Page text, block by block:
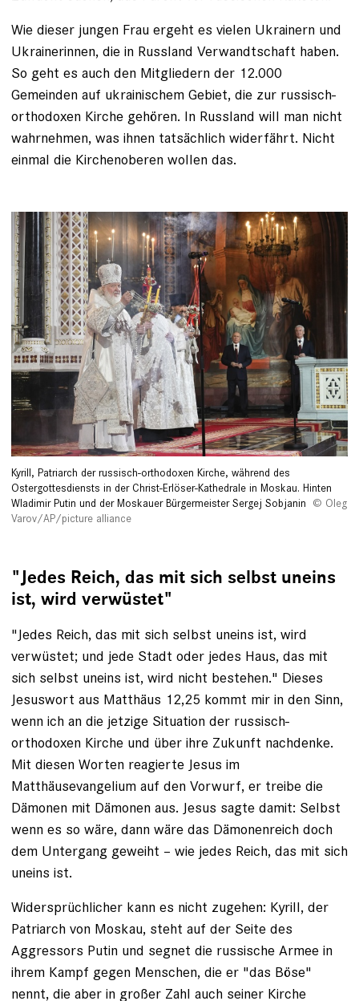
Wie dieser jungen Frau ergeht es vielen Ukrainern und
Ukrainerinnen, die in Russland Verwandtschaft haben.
So geht es auch den Mitgliedern der 12.000
Gemeinden auf ukrainischem Gebiet, die zur russisch-
orthodoxen Kirche gehören. In Russland will man nicht
wahrnehmen, was ihnen tatsächlich widerfährt. Nicht
einmal die Kirchenoberen wollen das.
Kyrill, Patriarch der russisch-orthodoxen Kirche, während des
Ostergottesdiensts in der Christ-Erlöser-Kathedrale in Moskau. Hinten
Wladimir Putin und der Moskauer Bürgermeister Sergej Sobjanin
Oleg
Varov/AP/picture alliance
"Jedes Reich, das mit sich selbst uneins
ist, wird verwüstet"
"Jedes Reich, das mit sich selbst uneins ist, wird
verwüstet; und jede Stadt oder jedes Haus, das mit
sich selbst uneins ist, wird nicht bestehen." Dieses
Jesuswort aus Matthäus 12,25 kommt mir in den Sinn,
wenn ich an die jetzige Situation der russisch-
orthodoxen Kirche und über ihre Zukunft nachdenke.
Mit diesen Worten reagierte Jesus im
Matthäusevangelium auf den Vorwurf, er treibe die
Dämonen mit Dämonen aus. Jesus sagte damit: Selbst
wenn es so wäre, dann wäre das Dämonenreich doch
dem Untergang geweiht – wie jedes Reich, das mit sich
uneins ist.
Widersprüchlicher kann es nicht zugehen: Kyrill, der
Patriarch von Moskau, steht auf der Seite des
Aggressors Putin und segnet die russische Armee in
ihrem Kampf gegen Menschen, die er "das Böse"
nennt, die aber in großer Zahl auch seiner Kirche